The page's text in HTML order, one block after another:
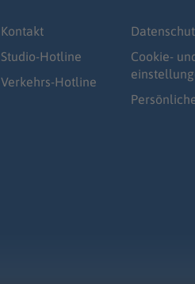
Kontakt
Studio-Hotline
Verkehrs-Hotline
Cookie-